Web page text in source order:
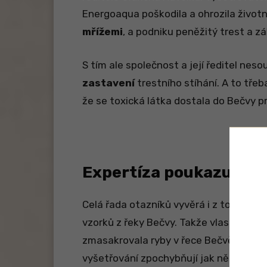
Energoaqua poškodila a ohrozila
mřížemi, a podniku peněžitý trest a
S tím ale společnost a její ředitel
zastavenítrestního stíhání. A to
že se toxická látka dostala do Bečvy
Expertíza poukazuje
Celá řada otazníků vyvěrá i z toho
vzorků z řeky Bečvy. Takže vlastně
zmasakrovala ryby v řece Bečvě –
vyšetřování zpochybňují jak někteří